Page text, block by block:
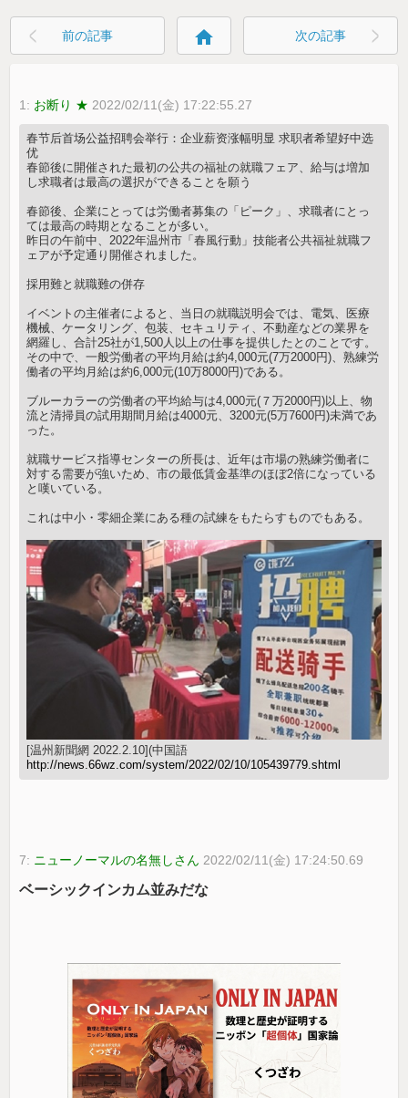
前の記事 home 次の記事
1: お断り ★ 2022/02/11(金) 17:22:55.27
春节后首场公益招聘会举行：企业薪资涨幅明显 求职者希望好中选
优
春節後に開催された最初の公共の福祉の就職フェア、給与は増加
し求職者は最高の選択ができることを願う
春節後、企業にとっては労働者募集の「ピーク」、求職者にとっ
ては最高の時期となることが多い。
昨日の午前中、2022年温州市「春風行動」技能者公共福祉就職フ
ェアが予定通り開催されました。
採用難と就職難の併存
イベントの主催者によると、当日の就職説明会では、電気、医療
機械、ケータリング、包装、セキュリティ、不動産などの業界を
網羅し、合計25社が1,500人以上の仕事を提供したとのことです。
その中で、一般労働者の平均月給は約4,000元(7万2000円)、熟練労
働者の平均月給は約6,000元(10万8000円)である。
ブルーカラーの労働者の平均給与は4,000元(７万2000円)以上、物
流と清掃員の試用期間月給は4000元、3200元(5万7600円)未満であ
った。
就職サービス指導センターの所長は、近年は市場の熟練労働者に
対する需要が強いため、市の最低賃金基準のほぼ2倍になっている
と嘆いている。
これは中小・零細企業にある種の試練をもたらすものでもある。
[温州新聞網 2022.2.10](中国語
http://news.66wz.com/system/2022/02/10/105439779.shtml
7: ニューノーマルの名無しさん 2022/02/11(金) 17:24:50.69
ベーシックインカム並みだな